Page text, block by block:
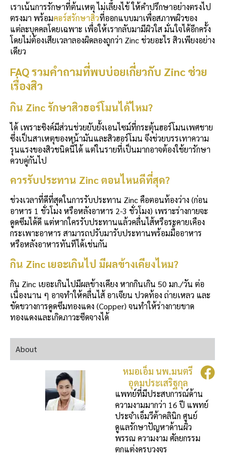
เราเน้นการรักษาที่ต้นเหตุ ไม่เลี้ยงไข้ ให้คำปรึกษาอย่างตรงไป
ตรงมา พร้อมคอร์สรักษาสิวที่ออกแบบมาเพื่อสภาพผิวของ
แต่ละบุคคลโดยเฉพาะ เพื่อให้เรากลับมามีผิวใส มั่นใจได้อีกครั้ง
โดยไม่ต้องเสียเวลาลองผิดลองถูกว่า Zinc ช่วยอะไร สิวเพียงอย่าง
เดียว
FAQ รวมคำถามที่พบบ่อยเกี่ยวกับ Zinc ช่วย
เรื่องสิว
กิน Zinc รักษาสิวฮอร์โมนได้ไหม?
ได้ เพราะซิงค์มีส่วนช่วยยับยั้งเอนไซม์ที่กระตุ้นฮอร์โมนเพศชาย
ซึ่งเป็นสาเหตุของหน้ามันและสิวฮอร์โมน จึงช่วยบรรเทาความ
รุนแรงของสิวชนิดนี้ได้ แต่ในรายที่เป็นมากอาจต้องใช้ยารักษา
ควบคู่กันไป
ควรรับประทาน Zinc ตอนไหนดีที่สุด?
ช่วงเวลาที่ดีที่สุดในการรับประทาน Zinc คือตอนท้องว่าง (ก่อน
อาหาร 1 ชั่วโมง หรือหลังอาหาร 2-3 ชั่วโมง) เพราะร่างกายจะ
ดูดซึมได้ดี แต่หากใครรับประทานแล้วคลื่นไส้หรือระคายเคือง
กระเพาะอาหาร สามารถปรับมารับประทานพร้อมมื้ออาหาร
หรือหลังอาหารทันทีได้เช่นกัน
กิน Zinc เยอะเกินไป มีผลข้างเคียงไหม?
กิน Zinc เยอะเกินไปมีผลข้างเคียง หากกินเกิน 50 มก./วัน ต่อ
เนื่องนาน ๆ อาจทำให้คลื่นไส้ อาเจียน ปวดท้อง ถ่ายเหลว และ
ขัดขวางการดูดซึมทองแดง (Copper) จนทำให้ร่างกายขาด
ทองแดงและเกิดภาวะซีดจางได้
About
หมอเอ็ม นพ.มนตรี
อุดมประเสริฐกุล
แพทย์ที่มีประสบการณ์ด้าน
ความงามมากว่า 16 ปี แพทย์
ประจำเอ็มวีต้าคลินิก ศูนย์
ดูแลรักษาปัญหาด้านผิว
พรรณ ความงาม ศัลยกรรม
ตกแต่งครบวงจร